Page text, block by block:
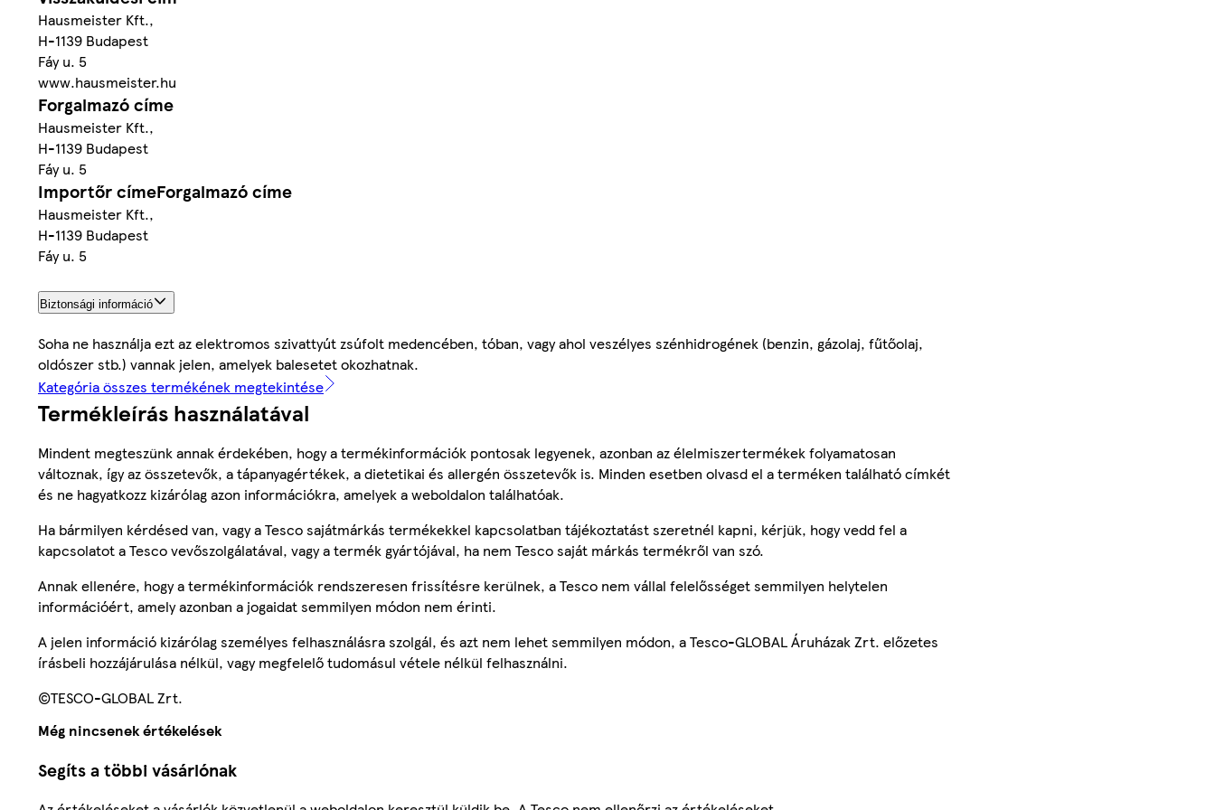
Hausmeister Kft.,
H-1139 Budapest
Fáy u. 5
www.hausmeister.hu
Forgalmazó címe
Hausmeister Kft.,
H-1139 Budapest
Fáy u. 5
Importőr címeForgalmazó címe
Hausmeister Kft.,
H-1139 Budapest
Fáy u. 5
Biztonsági információ
Soha ne használja ezt az elektromos szivattyút zsúfolt medencében, tóban, vagy ahol veszélyes szénhidrogének (benzin, gázolaj, fűtőolaj,
oldószer stb.) vannak jelen, amelyek balesetet okozhatnak.
Kategória összes termékének megtekintése
Termékleírás használatával
Mindent megteszünk annak érdekében, hogy a termékinformációk pontosak legyenek, azonban az élelmiszertermékek folyamatosan
változnak, így az összetevők, a tápanyagértékek, a dietetikai és allergén összetevők is. Minden esetben olvasd el a terméken található címkét
és ne hagyatkozz kizárólag azon információkra, amelyek a weboldalon találhatóak.
Ha bármilyen kérdésed van, vagy a Tesco sajátmárkás termékekkel kapcsolatban tájékoztatást szeretnél kapni, kérjük, hogy vedd fel a
kapcsolatot a Tesco vevőszolgálatával, vagy a termék gyártójával, ha nem Tesco saját márkás termékről van szó.
Annak ellenére, hogy a termékinformációk rendszeresen frissítésre kerülnek, a Tesco nem vállal felelősséget semmilyen helytelen
információért, amely azonban a jogaidat semmilyen módon nem érinti.
A jelen információ kizárólag személyes felhasználásra szolgál, és azt nem lehet semmilyen módon, a Tesco-GLOBAL Áruházak Zrt. előzetes
írásbeli hozzájárulása nélkül, vagy megfelelő tudomásul vétele nélkül felhasználni.
©TESCO-GLOBAL Zrt.
Még nincsenek értékelések
Segíts a többi vásárlónak